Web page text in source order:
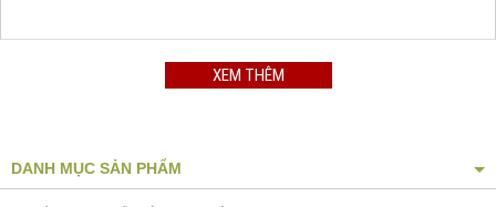
XEM THÊM
DANH MỤC SẢN PHẨM